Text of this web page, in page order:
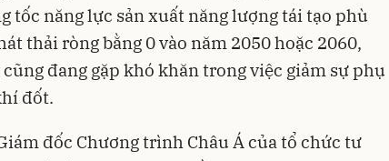
tốc năng lực sản xuất năng lượng tái tạo phù
thải ròng bằng 0 vào năm 2050 hoặc 2060,
đang gặp khó khăn trong việc giảm sự phụ
đốt.
đốc Chương trình Châu Á của tổ chức tư